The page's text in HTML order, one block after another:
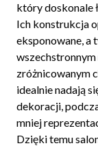
który doskonale
Ich konstrukcja
eksponowane, a
zróżnicowanym
idealnie nadają
dekoracji,
mniej
Dzięki temu